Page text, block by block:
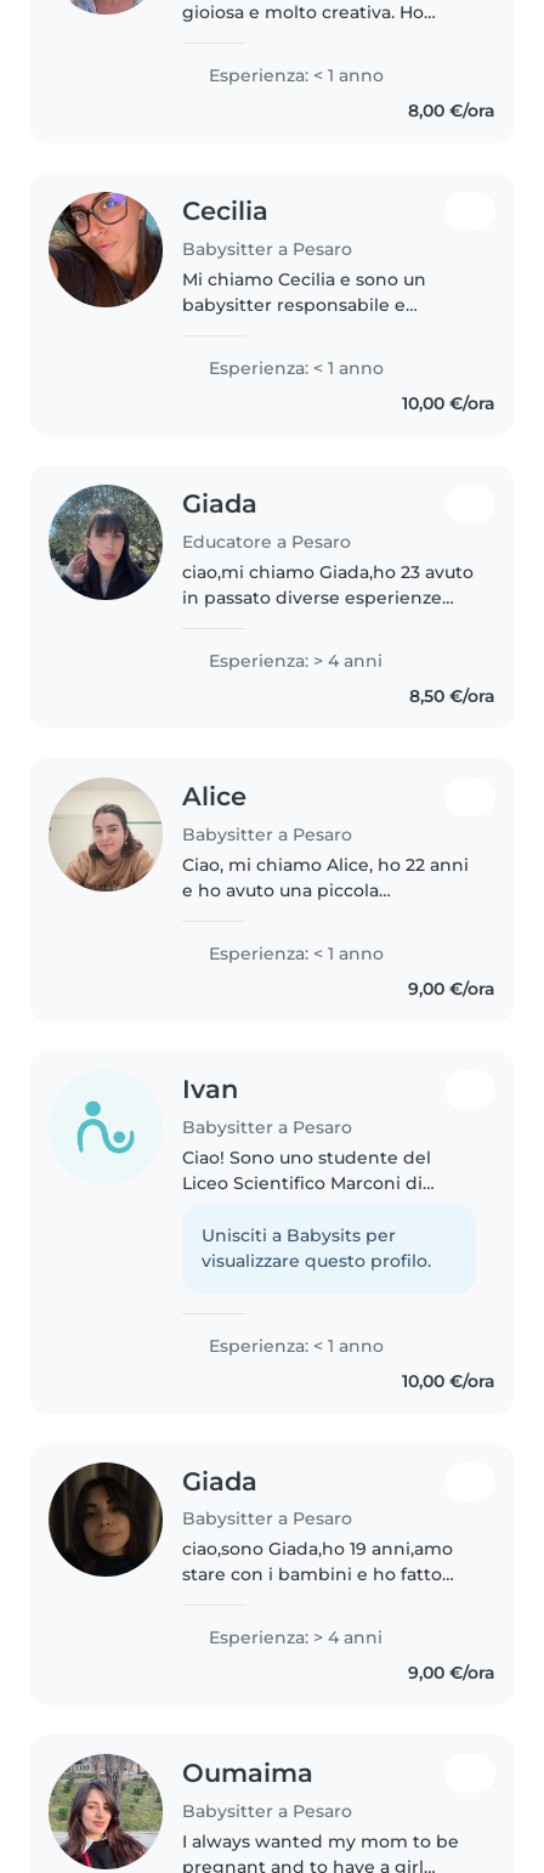
gioiosa e molto creativa. Ho
sitter badando mio cugino piu
piccolo inoltre ultimamente sto
lavorando come animatrice per
Esperienza: < 1 anno
8,00 €/ora
Cecilia
Babysitter a Pesaro
Mi chiamo Cecilia e sono un
babysitter responsabile e
cura dei tuoi bambini. Ho più di
un anno di esperienza con
bambini dai 2 anni e sono a mio
Esperienza: < 1 anno
10,00 €/ora
Giada
Educatore a Pesaro
ciao,mi chiamo Giada,ho 23 avuto
in passato diverse esperienze
i dinamica,creativa,solare e
piacerebbe poter aiutare
qualche maggiori informazioni
Esperienza: > 4 anni
8,50 €/ora
Alice
Babysitter a Pesaro
Ciao, mi chiamo Alice, ho 22 anni
e ho avuto una piccola
bambino di 3 anni. Amo molto i
bambini, mi piace giocare con
loro e svolgere altre attività..
Esperienza: < 1 anno
9,00 €/ora
Ivan
Babysitter a Pesaro
Ciao! Sono uno studente del
Liceo Scientifico Marconi di
della scuola dell'infanzia,
primaria e adolescenti. Mi sento
Unisciti a Babysits per
visualizzare questo profilo.
Esperienza: < 1 anno
10,00 €/ora
Giada
Babysitter a Pesaro
ciao,sono Giada,ho 19 anni,amo
stare con i bambini e ho fatto
negli anni passati.Sono
dinamica,creativa,solare e
curiosa..se volete informazioni
Esperienza: > 4 anni
9,00 €/ora
Oumaima
Babysitter a Pesaro
I always wanted my mom to be
pregnant and to have a girl